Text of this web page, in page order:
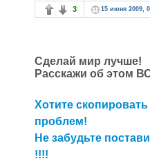
3 15 июня 2009,
Сделай мир лучше!
Расскажи об этом
Хотите
проблем!
Не забудьте
!!!!